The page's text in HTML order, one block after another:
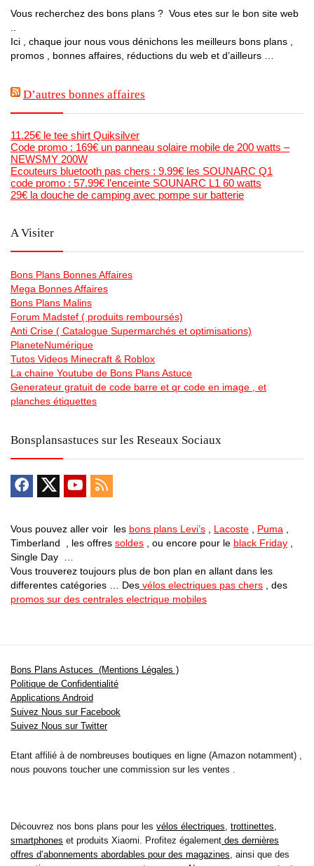
Vous recherchez des bons plans ? Vous etes sur le bon site web
Ici , chaque jour nous vous dénichons les meilleurs bons plans ,
promos , bonnes affaires, réductions du web et d’ailleurs …
D’autres bonnes affaires
11.25€ le tee shirt Quiksilver
Code promo : 169€ un panneau solaire mobile de 200 watts –
NEWSMY 200W
Ecouteurs bluetooth pas chers : 9.99€ les SOUNARC Q1
code promo : 57.99€ l’enceinte SOUNARC L1 60 watts
29€ la douche de camping avec pompe sur batterie
A Visiter
Bons Plans Bonnes Affaires
Mega Bonnes Affaires
Bons Plans Malins
Forum Madstef ( produits remboursés)
Anti Crise ( Catalogue Supermarchés et optimisations)
PlaneteNumérique
Tutos Videos Minecraft & Roblox
La chaine Youtube de Bons Plans Astuce
Generateur gratuit de code barre et qr code en image , et
planches étiquettes
Bonsplansastuces sur les Reseaux Sociaux
Vous pouvez aller voir les bons plans Levi’s Lacoste Puma
Timberland , les offres soldes , ou encore pour le black Friday
Single Day …
Vous trouverez toujours plus de bon plan en allant dans les
differentes catégories … Des vélos electriques pas chers , des
promos sur des centrales electrique mobiles
Bons Plans Astuces (Mentions Légales )
Politique de Confidentialité
Applications Android
Suivez Nous sur Facebook
Suivez Nous sur Twitter
Etant affilié à de nombreuses boutiques en ligne (Amazon notamment) ,
nous pouvons toucher une commission sur les ventes .
Découvrez nos bons plans pour les vélos électriques trottinettes
smartphones et produits Xiaomi. Profitez également des dernières
offres d’abonnements abordables pour des magazines , ainsi que des